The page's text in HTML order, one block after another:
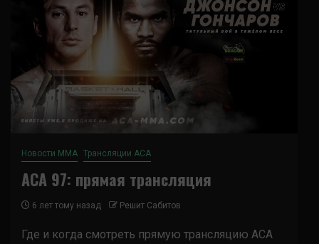
Новости ММА Трансляции ACA
ACA 97: прямая трансляция
6 лет тому назад Решит Сабитов
Где и когда смотреть прямую трансляцию ACA